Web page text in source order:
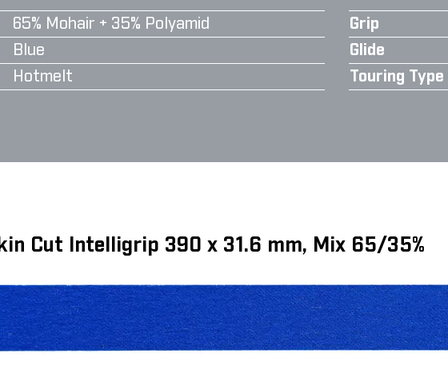
65% Mohair + 35% Polyamid
Blue
Hotmelt
Grip
Glide
Touring Type
Cut Intelligrip 390 x 31.6 mm, Mix 65/35%